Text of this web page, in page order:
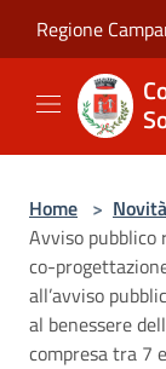
Regione
Home > Novità
Avviso pubblico
co-
all’avviso
al benessere
compresa tra 7